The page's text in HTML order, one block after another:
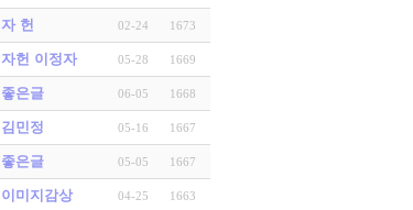
자 헌 02-24 1673
자헌 이정자 05-28 1669
좋은글 06-05 1668
김민정 05-16 1667
좋은글 05-05 1667
이미지감상 04-25 1663